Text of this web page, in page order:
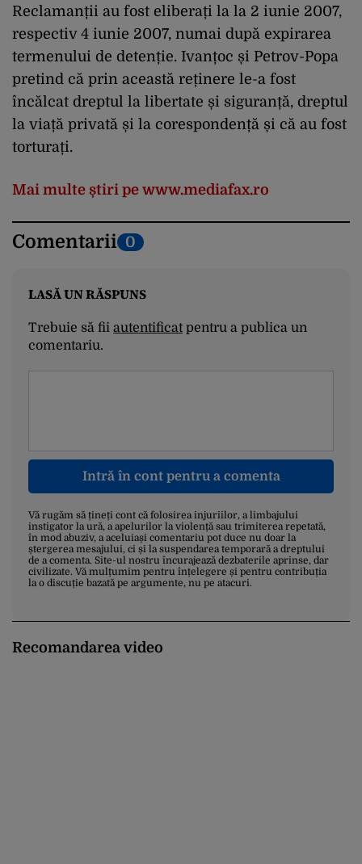
Reclamanții au fost eliberați la la 2 iunie 2007,
respectiv 4 iunie 2007, numai după expirarea
termenului de detenție. Ivanțoc și Petrov-Popa
pretind că prin această reținere le-a fost
încălcat dreptul la libertate și siguranță, dreptul
la viață privată și la corespondență și că au fost
torturați.
Mai multe știri pe www.mediafax.ro
Comentarii 0
LASĂ UN RĂSPUNS
Trebuie să fii autentificatpentru a publica un
comentariu.
Intră în cont pentru a comenta
Vă rugăm să țineți cont că folosirea injuriilor, a limbajului
instigator la ură, a apelurilor la violență sau trimiterea repetată,
în mod abuziv, a aceluiași comentariu pot duce nu doar la
ștergerea mesajului, ci și la suspendarea temporară a dreptului
de a comenta. Site-ul nostru încurajează dezbaterile aprinse, dar
civilizate. Vă mulțumim pentru înțelegere și pentru contribuția
la o discuție bazată pe argumente, nu pe atacuri.
Recomandarea video